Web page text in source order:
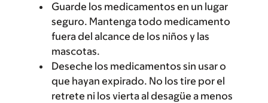
Guarde los medicamentos en un lugar
seguro. Mantenga todo medicamento
fuera del alcance de los niños y las
mascotas.
Deseche los medicamentos sin usar o
que hayan expirado. No los tire por el
retrete ni los vierta al desagüe a menos